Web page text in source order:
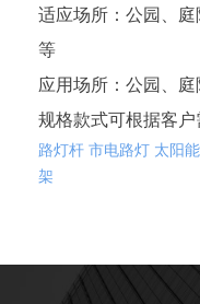
适应场所：公园、
等
应用场所： 公园、庭
规格款式可根据客
路灯杆 市电路灯 太阳
架